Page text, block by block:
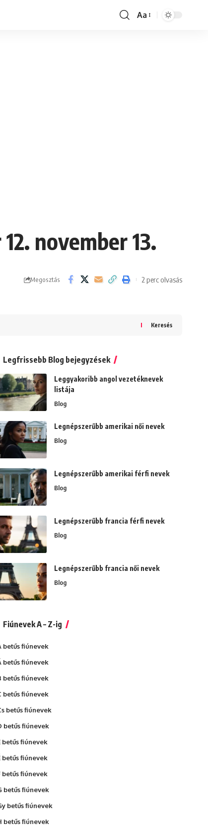
Font
Aa
november 13.
Megosztás 2 perc olvasás
Keresés
Legfrissebb Blog bejegyzések
Leggyakoribb angol vezetéknevek
listája
Blog
Legnépszerűbb amerikai női nevek
Blog
Legnépszerűbb amerikai férfi nevek
Blog
Legnépszerűbb francia férfi nevek
Blog
Legnépszerűbb francia női nevek
Blog
Fiúnevek A – Z-ig
betűs fiúnevek
betűs fiúnevek
betűs fiúnevek
betűs fiúnevek
betűs fiúnevek
betűs fiúnevek
betűs fiúnevek
betűs fiúnevek
betűs fiúnevek
betűs fiúnevek
betűs fiúnevek
betűs fiúnevek